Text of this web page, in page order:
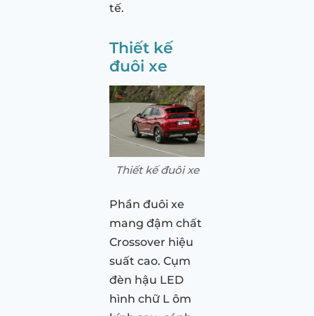
tế.
Thiết kế
đuôi xe
Thiết kế đuôi xe
Phần đuôi xe
mang đậm chất
Crossover hiệu
suất cao. Cụm
đèn hậu LED
hình chữ L ôm